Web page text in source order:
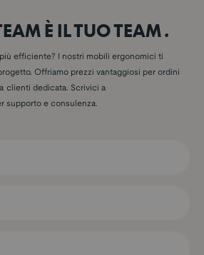
È IL TUO TEAM.
efficiente? I nostri mobili ergonomici ti
Offriamo prezzi vantaggiosi per ordini
clienti dedicata. Scrivici a
supporto e consulenza.